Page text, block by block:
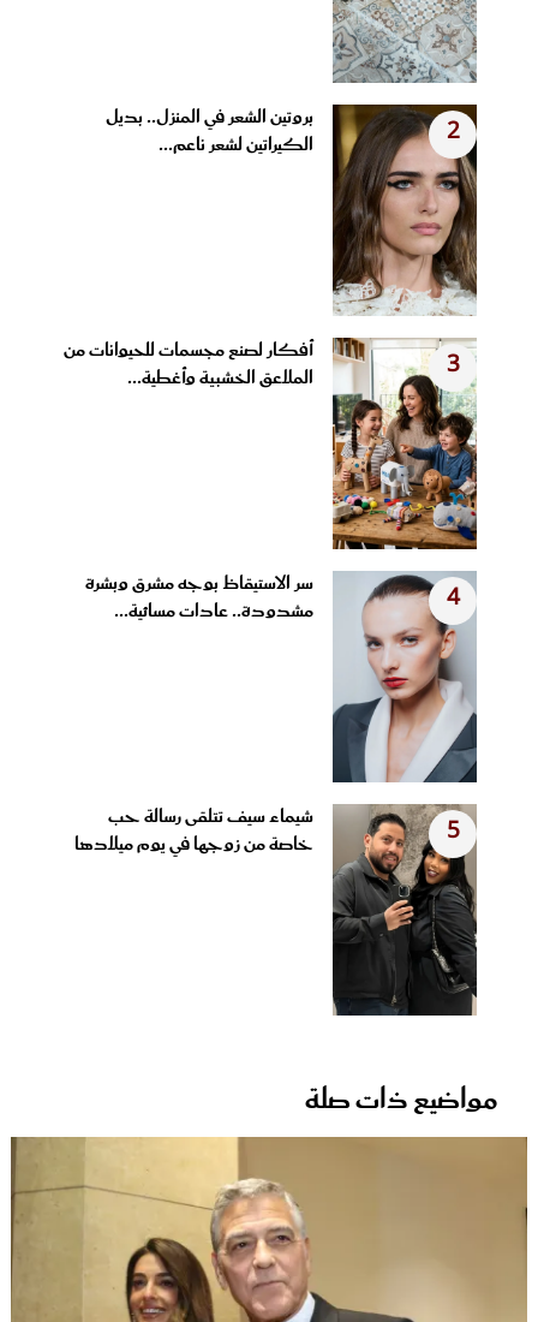
2
بروتين الشعر في المنزل.. بديل
الكيراتين لشعر ناعم...
3
أفكار لصنع مجسمات للحيوانات من
الملاعق الخشبية وأغطية...
4
سر الاستيقاظ بوجه مشرق وبشرة
مشدودة.. عادات مسائية...
5
شيماء سيف تتلقى رسالة حب
خاصة من زوجها في يوم ميلادها
مواضيع ذات صلة